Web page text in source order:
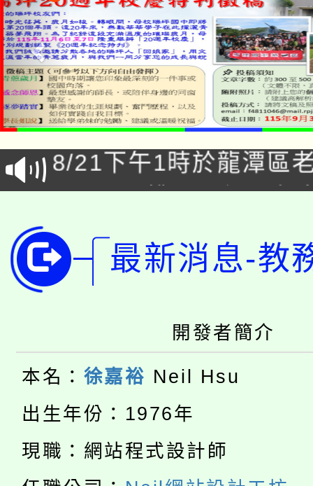
「本色祭」8/29、30在
場熱烈登場!
8/21下午1時於龍潭區
徵才活動。
YOUNG桃局內行報名
局官網。
開!
115年桃園市運動會8/
桃園市低收入戶享有免
視費優惠，中低收入戶
半價優惠，詳情可洽有
者。
大園自造教育及科技
份教師增能研習
大溪自造教育及科技中
份教師研習
淨零綠生活教案入校路
會
程
「本色祭」8/29、30
最新消息-教
開發者簡介
本名： 徐嘉裕 Neil Hsu
出生年份：1976年
現職：網站程式設計師